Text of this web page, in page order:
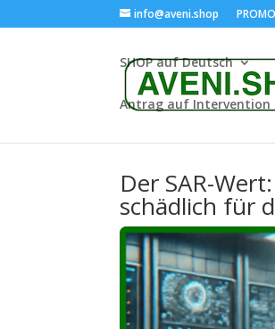
info@aveni.shop
SHOP auf Deutsch
Antrag auf Intervention
Der SAR-
schädlich für